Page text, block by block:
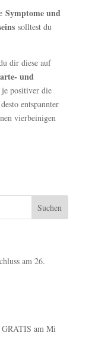
Symptome und
solltest du
dir diese auf
und
positiver die
entspannter
vierbeinigen
am 26.
am Mi